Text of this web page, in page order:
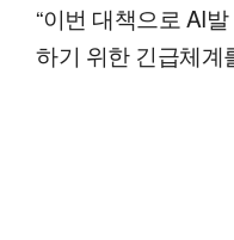
“이번 대책으로 AI
하기 위한 긴급체계